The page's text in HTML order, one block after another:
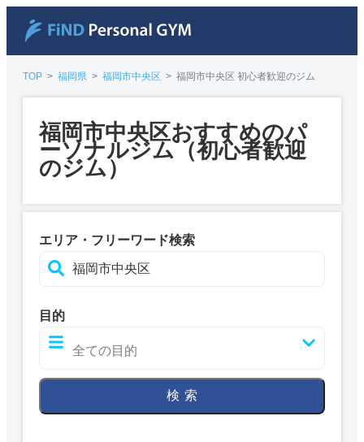
TOP > 福岡県 > 福岡市中央区 > 福岡市中央区 初心者歓迎のジム
福岡市中央区おすすめのパ
ーソナルジム（初心者歓迎
のジム）
エリア・フリーワード検索
目的
検索